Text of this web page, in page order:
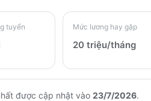
tuyển Mức lương hay gặp
20 triệu/tháng
được cập nhật vào 23/7/2026.